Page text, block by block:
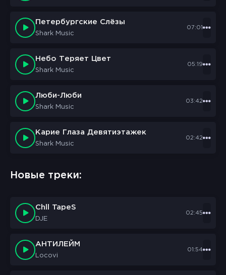
Петербургские Слёзы
Shark Music
07:01
Небо Теряет Цвет
Shark Music
05:19
Люби-Люби
Shark Music
03:42
Карие Глаза Девятиэтажек
Shark Music
02:42
Новые треки:
Chll TapeS
DJE
02:45
АНТИЛЕЙМ
Locovi
01:54